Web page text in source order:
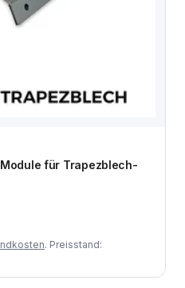
für Trapezblech-
. Preisstand: